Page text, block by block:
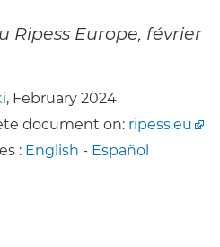
Ripess Europe, février
, February 2024
document on: ripess.eu
: English - Español